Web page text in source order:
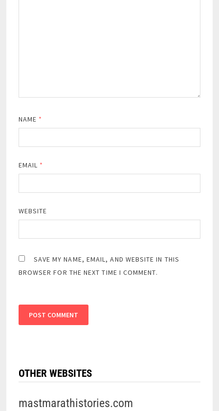
NAME *
EMAIL *
WEBSITE
SAVE MY NAME, EMAIL, AND WEBSITE IN THIS
BROWSER FOR THE NEXT TIME I COMMENT.
OTHER WEBSITES
mastmarathistories.com